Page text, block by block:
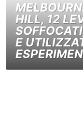
HILL, 12
E